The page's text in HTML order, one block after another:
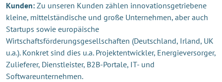
Kunden: Zu unseren Kunden zählen innovationsgetriebene
kleine, mittelständische und große Unternehmen, aber auch
Startups sowie europäische
Wirtschaftsförderungsgesellschaften (Deutschland, Irland, UK
u.a.). Konkret sind dies u.a. Projektentwickler, Energieversorger,
Zulieferer, Dienstleister, B2B-Portale, IT- und
Softwareunternehmen.